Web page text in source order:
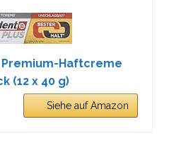
Haftcreme
(12 x 40 g)
Siehe auf Amazon